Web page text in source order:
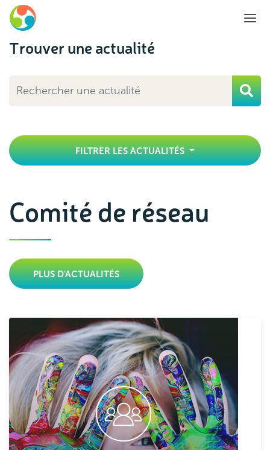
Trouver une actualité
FILTRER LES ACTUALITÉS
Comité de réseau
PLUS D'ACTUALITÉS